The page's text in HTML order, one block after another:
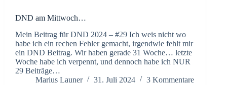
DND am Mittwoch…
Mein Beitrag für DND 2024 – #29 Ich weis nicht wo
habe ich ein rechen Fehler gemacht, irgendwie fehlt mir
ein DND Beitrag. Wir haben gerade 31 Woche… letzte
Woche habe ich verpennt, und dennoch habe ich NUR
29 Beiträge…
Marius Launer
31. Juli 2024 3 Kommentare